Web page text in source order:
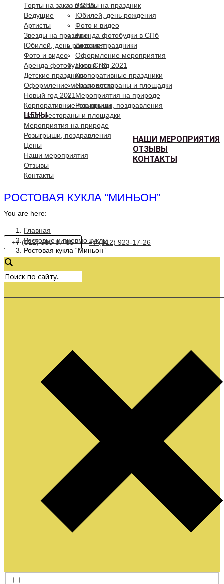
Звезды на праздник
Юбилей, день рождения
Фото и видео
Аренда фотобудки в СПб
Детские праздники
Оформление мероприятия
Новый год 2021
Корпоративные праздники
Наши рестораны и площадки
Мероприятия на природе
Розыгрыши, поздравления
ЦЕНЫ
НАШИ МЕРОПРИЯТИЯ
ОТЗЫВЫ
КОНТАКТЫ
Торты на заказ в СПб
Ведущие
Артисты
Звезды на праздник
Юбилей, день рождения
Фото и видео
Аренда фотобудки в СПб
Детские праздники
Оформление мероприятия
Новый год 2021
Корпоративные праздники
Наши рестораны и площадки
Мероприятия на природе
Розыгрыши, поздравления
Цены
Наши мероприятия
Отзывы
Контакты
РОСТОВАЯ КУКЛА “МИНЬОН”
You are here:
Главная
Ростовые и пневмо куклы
Ростовая кукла “Миньон”
+7 (812) 980-87-85 +7 (812) 923-17-26